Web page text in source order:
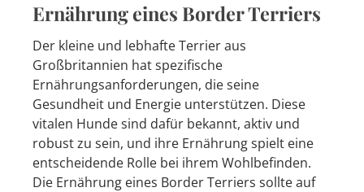
Ernährung eines Border Terriers
Der kleine und lebhafte Terrier aus
Großbritannien hat spezifische
Ernährungsanforderungen, die seine
Gesundheit und Energie unterstützen. Diese
vitalen Hunde sind dafür bekannt, aktiv und
robust zu sein, und ihre Ernährung spielt eine
entscheidende Rolle bei ihrem Wohlbefinden.
Die Ernährung eines Border Terriers sollte auf